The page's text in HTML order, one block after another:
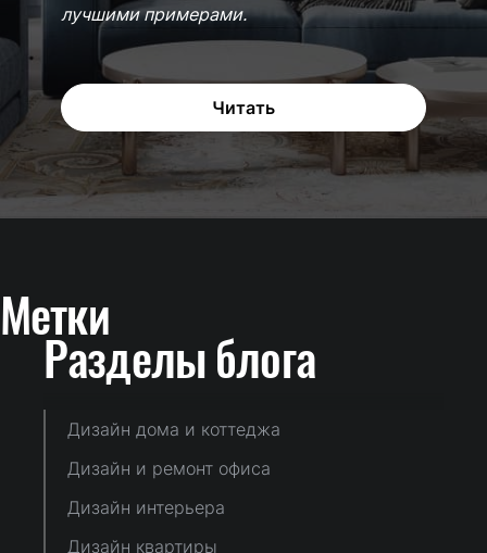
лучшими примерами.
Читать
Разделы блога
Дизайн дома и коттеджа
Дизайн и ремонт офиса
Дизайн интерьера
Дизайн квартиры
Метки